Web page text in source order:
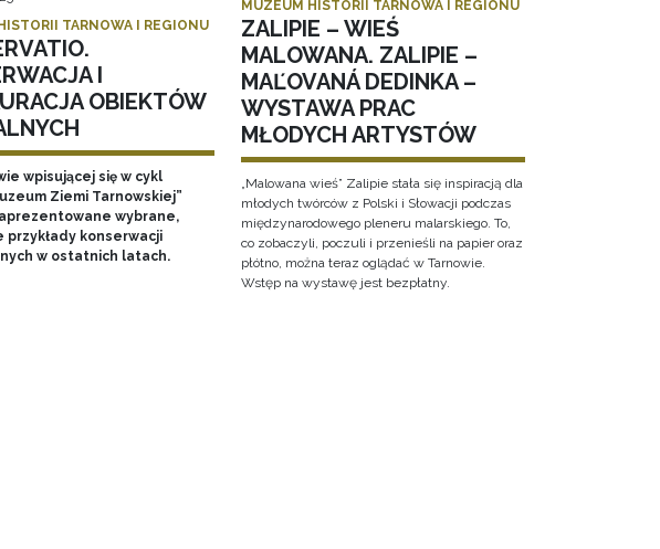
TARNOWA I REGIONU
I
OBIEKTÓW
wpisującej się w cykl
Ziemi Tarnowskiej”
wybrane,
przykłady konserwacji
w ostatnich latach.
MUZEUM HISTORII TARNOWA I REGIONU
ZALIPIE – WIEŚ
MALOWANA. ZALIPIE –
MAĽOVANÁ DEDINKA –
WYSTAWA PRAC
MŁODYCH ARTYSTÓW
„Malowana wieś” Zalipie stała się inspiracją dla
młodych twórców z Polski i Słowacji podczas
międzynarodowego pleneru malarskiego. To,
co zobaczyli, poczuli i przenieśli na papier oraz
płótno, można teraz oglądać w Tarnowie.
Wstęp na wystawę jest bezpłatny.